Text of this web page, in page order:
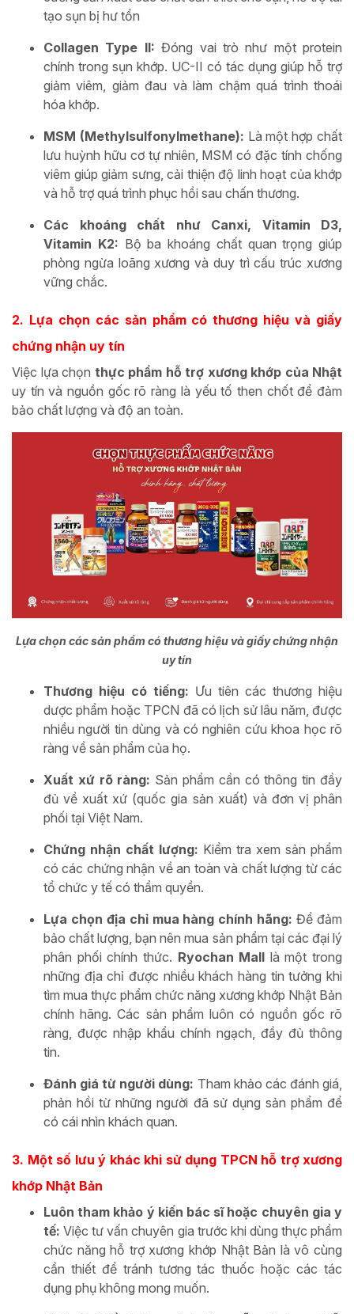
tạo sụn bị hư tổn
Collagen Type II: Đóng vai trò như một protein
chính trong sụn khớp. UC-II có tác dụng giúp hỗ trợ
giảm viêm, giảm đau và làm chậm quá trình thoái
hóa khớp.
MSM (Methylsulfonylmethane): Là một hợp chất
lưu huỳnh hữu cơ tự nhiên, MSM có đặc tính chống
viêm giúp giảm sưng, cải thiện độ linh hoạt của khớp
và hỗ trợ quá trình phục hồi sau chấn thương.
Các khoáng chất như Canxi, Vitamin D3,
Vitamin K2: Bộ ba khoáng chất quan trọng giúp
phòng ngừa loãng xương và duy trì cấu trúc xương
vững chắc.
2. Lựa chọn các sản phẩm có thương hiệu và giấy
chứng nhận uy tín
Việc lựa chọn thực phẩm hỗ trợ xương khớp của Nhật
uy tín và nguồn gốc rõ ràng là yếu tố then chốt để đảm
bảo chất lượng và độ an toàn.
Lựa chọn các sản phẩm có thương hiệu và giấy chứng nhận
uy tín
Thương hiệu có tiếng: Ưu tiên các thương hiệu
dược phẩm hoặc TPCN đã có lịch sử lâu năm, được
nhiều người tin dùng và có nghiên cứu khoa học rõ
ràng về sản phẩm của họ.
Xuất xứ rõ ràng: Sản phẩm cần có thông tin đầy
đủ về xuất xứ (quốc gia sản xuất) và đơn vị phân
phối tại Việt Nam.
Chứng nhận chất lượng: Kiểm tra xem sản phẩm
có các chứng nhận về an toàn và chất lượng từ các
tổ chức y tế có thẩm quyền.
Lựa chọn địa chỉ mua hàng chính hãng: Để đảm
bảo chất lượng, bạn nên mua sản phẩm tại các đại lý
phân phối chính thức. Ryochan Mall là một trong
những địa chỉ được nhiều khách hàng tin tưởng khi
tìm mua thực phẩm chức năng xương khớp Nhật Bản
chính hãng. Các sản phẩm luôn có nguồn gốc rõ
ràng, được nhập khẩu chính ngạch, đầy đủ thông
tin.
Đánh giá từ người dùng: Tham khảo các đánh giá,
phản hồi từ những người đã sử dụng sản phẩm để
có cái nhìn khách quan.
3. Một số lưu ý khác khi sử dụng TPCN hỗ trợ xương
khớp Nhật Bản
Luôn tham khảo ý kiến bác sĩ hoặc chuyên gia y
tế:Việc tư vấn chuyên gia trước khi dùng thực phẩm
chức năng hỗ trợ xương khớp Nhật Bản là vô cùng
cần thiết để tránh tương tác thuốc hoặc các tác
dụng phụ không mong muốn.